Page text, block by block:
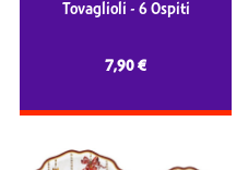
Tovaglioli - 6 Ospiti
7,90 €